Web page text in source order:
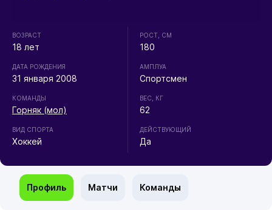
ВОЗРАСТ
18 лет
ДАТА РОЖДЕНИЯ
31 января 2008
КОМАНДЫ
Горняк (мол)
ВИД СПОРТА
Хоккей
РОСТ, СМ
180
АМПЛУА
Спортсмен
ВЕС, КГ
62
ДЕЙСТВУЮЩИЙ
Да
Профиль Матчи Команды